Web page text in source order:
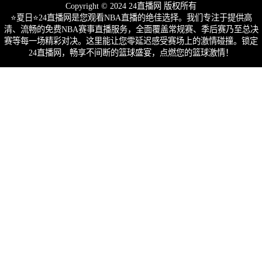
Copyright © 2024 24直播网 版权所有
⭐️夏日⭐24直播网是您观看NBA直播的绝佳选择。我们专注于提供高
清、流畅的免费NBA赛事直播服务，全面覆盖常规赛、季后赛乃至总决
赛等每一场精彩对决。这里能让您零延迟感受赛场上的激情碰撞。锁定
24直播网，畅享不间断的篮球盛宴，点燃您的篮球激情！